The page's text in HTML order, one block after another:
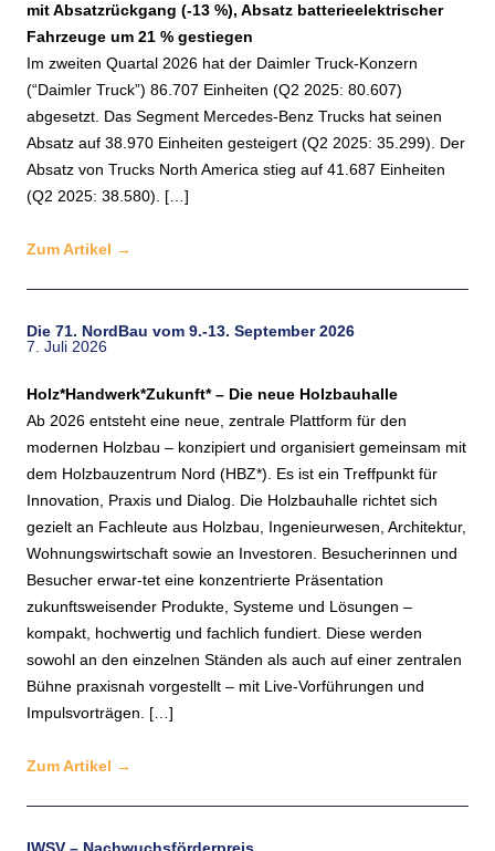
mit Absatzrückgang (-13 %), Absatz batterieelektrischer
Fahrzeuge um 21 % gestiegen
Im zweiten Quartal 2026 hat der Daimler Truck-Konzern
(“Daimler Truck”) 86.707 Einheiten (Q2 2025: 80.607)
abgesetzt. Das Segment Mercedes-Benz Trucks hat seinen
Absatz auf 38.970 Einheiten gesteigert (Q2 2025: 35.299). Der
Absatz von Trucks North America stieg auf 41.687 Einheiten
(Q2 2025: 38.580). […]
Zum Artikel →
Die 71. NordBau vom 9.-13. September 2026
7. Juli 2026
Holz*Handwerk*Zukunft* – Die neue Holzbauhalle
Ab 2026 entsteht eine neue, zentrale Plattform für den
modernen Holzbau – konzipiert und organisiert gemeinsam mit
dem Holzbauzentrum Nord (HBZ*). Es ist ein Treffpunkt für
Innovation, Praxis und Dialog. Die Holzbauhalle richtet sich
gezielt an Fachleute aus Holzbau, Ingenieurwesen, Architektur,
Wohnungswirtschaft sowie an Investoren. Besucherinnen und
Besucher erwar-tet eine konzentrierte Präsentation
zukunftsweisender Produkte, Systeme und Lösungen –
kompakt, hochwertig und fachlich fundiert. Diese werden
sowohl an den einzelnen Ständen als auch auf einer zentralen
Bühne praxisnah vorgestellt – mit Live-Vorführungen und
Impulsvorträgen. […]
Zum Artikel →